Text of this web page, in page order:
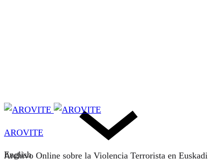
English
AROVITE
Archivo Online sobre la Violencia Terrorista en Euskadi